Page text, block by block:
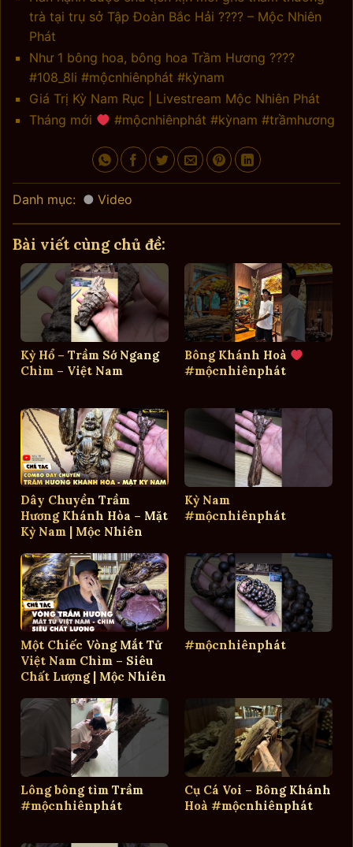
trà tại trụ sở Tập Đoàn Bắc Hải ???? – Mộc Nhiên
Phát
Như 1 bông hoa, bông hoa Trầm Hương ????
#108_8li #mộcnhiênphát #kỳnam
Giá Trị Kỳ Nam Rục | Livestream Mộc Nhiên Phát
Tháng mới
#mộcnhiênphát #kỳnam #trầmhương
Danh mục: Video
Bài viết cùng chủ đề:
Kỳ Hổ – Trầm Sớ Ngang
Chìm – Việt Nam
Bông Khánh Hoà
#mộcnhiênphát
Dây Chuyền Trầm
Hương Khánh Hòa – Mặt
Kỳ Nam | Mộc Nhiên
Kỳ Nam
#mộcnhiênphát
Một Chiếc Vòng Mắt Tử
Việt Nam Chìm – Siêu
Chất Lượng | Mộc Nhiên
#mộcnhiênphát
Lông bông tìm Trầm
#mộcnhiênphát
Cụ Cá Voi – Bông Khánh
Hoà #mộcnhiênphát